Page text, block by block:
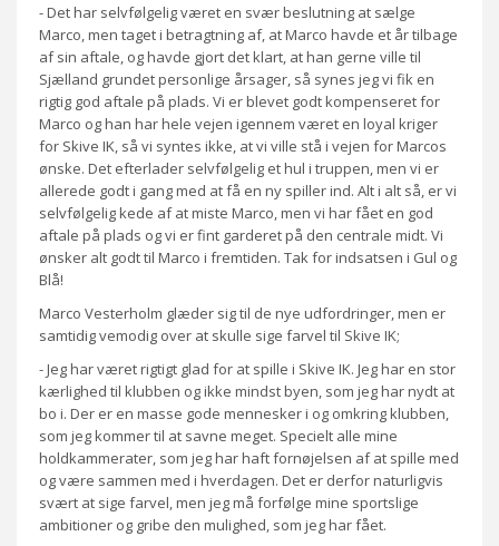
- Det har selvfølgelig været en svær beslutning at sælge
Marco, men taget i betragtning af, at Marco havde et år tilbage
af sin aftale, og havde gjort det klart, at han gerne ville til
Sjælland grundet personlige årsager, så synes jeg vi fik en
rigtig god aftale på plads. Vi er blevet godt kompenseret for
Marco og han har hele vejen igennem været en loyal kriger
for Skive IK, så vi syntes ikke, at vi ville stå i vejen for Marcos
ønske. Det efterlader selvfølgelig et hul i truppen, men vi er
allerede godt i gang med at få en ny spiller ind. Alt i alt så, er vi
selvfølgelig kede af at miste Marco, men vi har fået en god
aftale på plads og vi er fint garderet på den centrale midt. Vi
ønsker alt godt til Marco i fremtiden. Tak for indsatsen i Gul og
Blå!
Marco Vesterholm glæder sig til de nye udfordringer, men er
samtidig vemodig over at skulle sige farvel til Skive IK;
- Jeg har været rigtigt glad for at spille i Skive IK. Jeg har en stor
kærlighed til klubben og ikke mindst byen, som jeg har nydt at
bo i. Der er en masse gode mennesker i og omkring klubben,
som jeg kommer til at savne meget. Specielt alle mine
holdkammerater, som jeg har haft fornøjelsen af at spille med
og være sammen med i hverdagen. Det er derfor naturligvis
svært at sige farvel, men jeg må forfølge mine sportslige
ambitioner og gribe den mulighed, som jeg har fået.